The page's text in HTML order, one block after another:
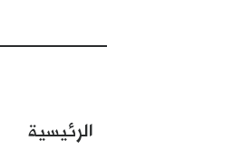
الرئيسية